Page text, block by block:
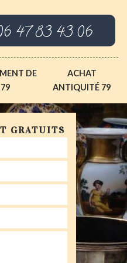
47 83 43 06
DE
ACHAT
ANTIQUITÉ 79
GRATUITS